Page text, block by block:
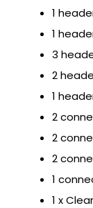
1
1
3
2
1
2
2
2
1
1 x